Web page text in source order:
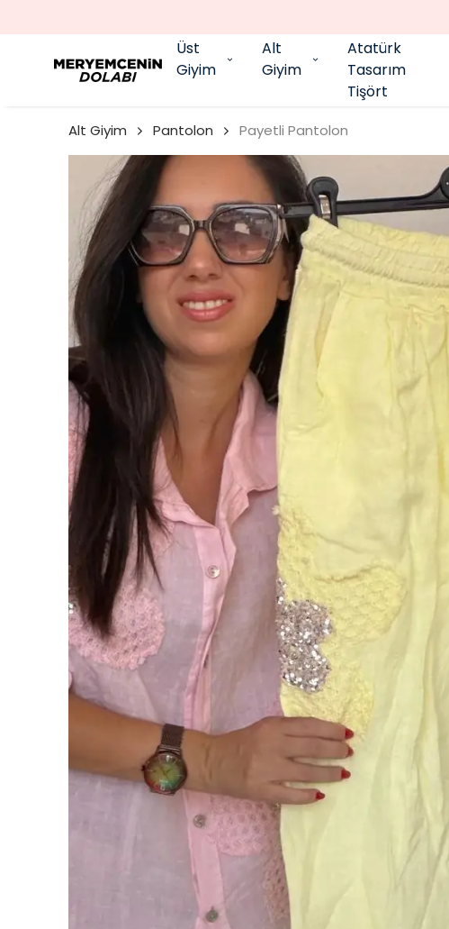
Üst
Giyim
Alt
Giyim
Atatürk
Tasarım
Tişört
Alt Giyim Pantolon Payetli Pantolon